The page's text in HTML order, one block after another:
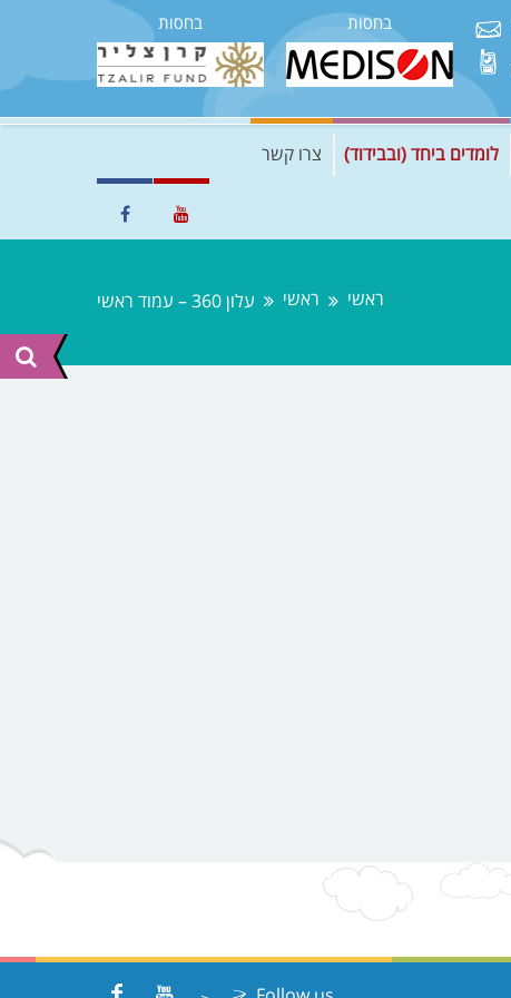
בחסות בחסות
לומדים ביחד (ובבידוד) צרו קשר
ראשי ראשי עלון 360 – עמוד ראשי